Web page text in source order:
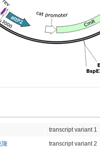
transcript variant 1
隆 transcript variant 2